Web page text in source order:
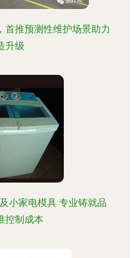
首推预测性维护场景助力
升级
小家电模具 专业铸就品
控制成本